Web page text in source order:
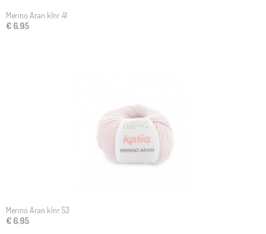
Merino Aran klnr 41
€ 6,95
Merino Aran klnr 53
€ 6,95